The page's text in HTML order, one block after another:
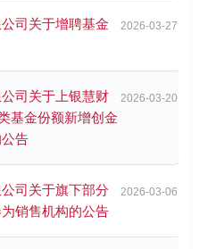
司关于增聘基金
2026-03-27
司关于上银慧财
基金份额新增创金
告
2026-03-20
司关于旗下部分
销售机构的公告
2026-03-06